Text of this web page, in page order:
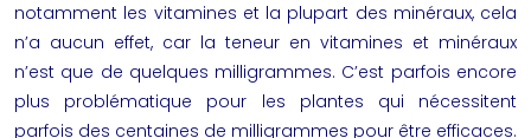
notamment les vitamines et la plupart des minéraux, cela
n’a aucun effet, car la teneur en vitamines et minéraux
n’est que de quelques milligrammes. C’est parfois encore
plus problématique pour les plantes qui nécessitent
parfois des centaines de milligrammes pour être efficaces.